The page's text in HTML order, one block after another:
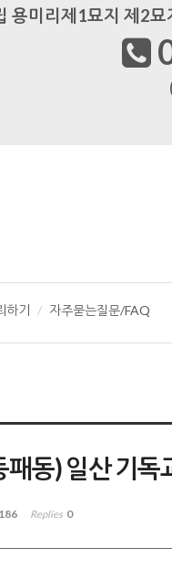
용미리제1묘지 제2
하기 자주묻는질문/FAQ
동) 일산 기
Replies 0